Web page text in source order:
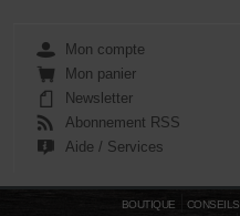
Mon compte
Mon panier
Newsletter
Abonnement RSS
Aide / Services
BOUTIQUE CONSEILS